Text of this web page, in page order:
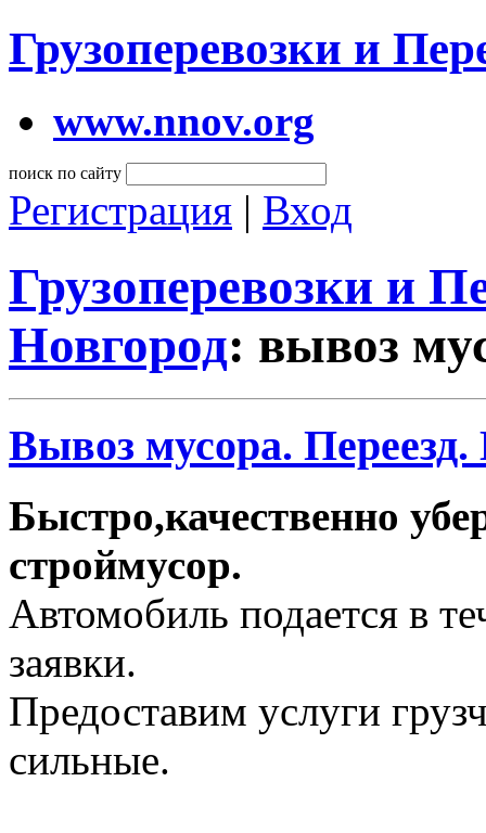
Грузоперевозки и
www.nnov.org
поиск по сайту
Регистрация | Вход
Грузоперевозки и
Новгород: вывоз
Вывоз мусора.
Быстро,качественно
строймусор.
Автомобиль подается в
заявки.
Предоставим услуги
сильные.